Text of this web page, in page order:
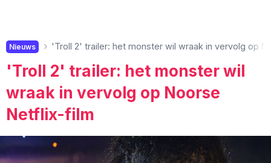
Nieuws 'Troll 2' trailer: het monster wil wraak in vervolg op
'Troll 2' trailer: het monster wil
wraak in vervolg op Noorse
Netflix-film